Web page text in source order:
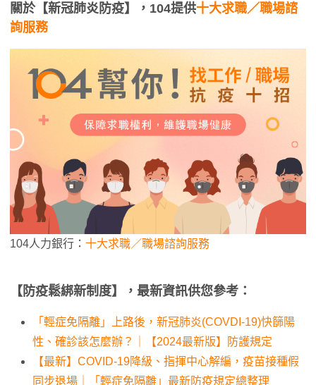
關於【新冠肺炎防疫】，104提供十大求職／職場諮
詢服務
104人力銀行： 十大求職／職場諮詢服務
【防疫鬆綁新制度】，最新資訊供您參考：
「輕症免隔離」上路後，新冠肺炎(COVDI-19)快篩陽
性、確診該怎麼辦？｜【2024最新版】防護規定
【最新】COVID-19降級、指揮中心解編，疫苗接種假
同步退場｜「輕症免隔離」最新防疫規定總整理